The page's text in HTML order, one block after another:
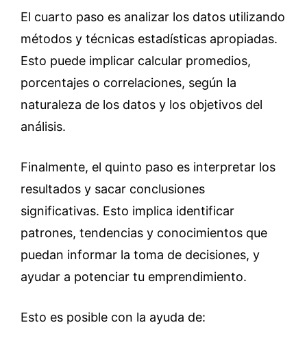
El cuarto paso es analizar los datos utilizando
métodos y técnicas estadísticas apropiadas.
Esto puede implicar calcular promedios,
porcentajes o correlaciones, según la
naturaleza de los datos y los objetivos del
análisis.
Finalmente, el quinto paso es interpretar los
resultados y sacar conclusiones
significativas. Esto implica identificar
patrones, tendencias y conocimientos que
puedan informar la toma de decisiones, y
ayudar a potenciar tu emprendimiento.
Esto es posible con la ayuda de: